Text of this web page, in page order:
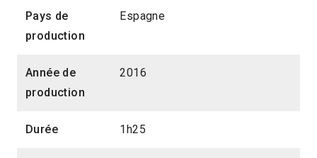
Pays de
production
Espagne
Année de
production
2016
Durée 1h25